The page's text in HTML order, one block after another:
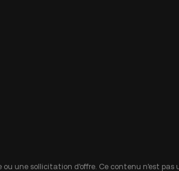
une sollicitation d'offre. Ce contenu n'est pas